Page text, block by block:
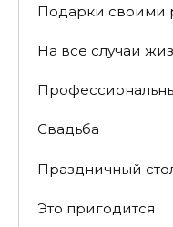
Подарки своими
На все случаи
Свадьба
Праздничный
Это пригодится